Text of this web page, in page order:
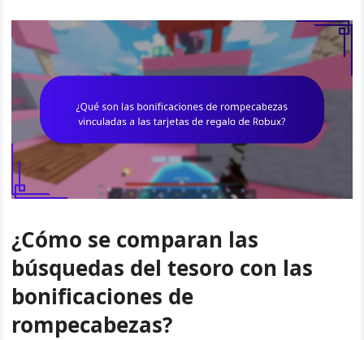
¿Cómo se comparan las
búsquedas del tesoro con las
bonificaciones de
rompecabezas?